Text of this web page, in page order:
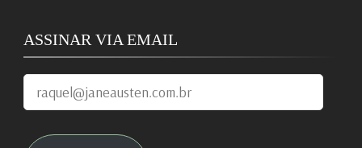
ASSINAR VIA EMAIL
raquel@janeausten.com.br